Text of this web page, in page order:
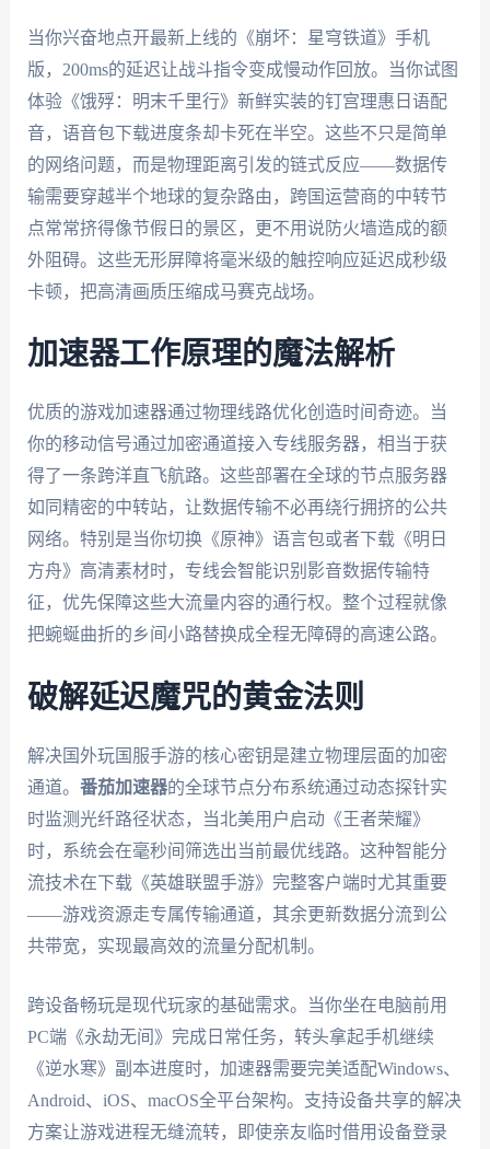
当你兴奋地点开最新上线的《崩坏：星穹铁道》手机
版，200ms的延迟让战斗指令变成慢动作回放。当你试图
体验《饿殍：明末千里行》新鲜实装的钉宫理惠日语配
音，语音包下载进度条却卡死在半空。这些不只是简单
的网络问题，而是物理距离引发的链式反应——数据传
输需要穿越半个地球的复杂路由，跨国运营商的中转节
点常常挤得像节假日的景区，更不用说防火墙造成的额
外阻碍。这些无形屏障将毫米级的触控响应延迟成秒级
卡顿，把高清画质压缩成马赛克战场。
加速器工作原理的魔法解析
优质的游戏加速器通过物理线路优化创造时间奇迹。当
你的移动信号通过加密通道接入专线服务器，相当于获
得了一条跨洋直飞航路。这些部署在全球的节点服务器
如同精密的中转站，让数据传输不必再绕行拥挤的公共
网络。特别是当你切换《原神》语言包或者下载《明日
方舟》高清素材时，专线会智能识别影音数据传输特
征，优先保障这些大流量内容的通行权。整个过程就像
把蜿蜒曲折的乡间小路替换成全程无障碍的高速公路。
破解延迟魔咒的黄金法则
解决国外玩国服手游的核心密钥是建立物理层面的加密
通道。 番茄加速器的全球节点分布系统通过动态探针实
时监测光纤路径状态，当北美用户启动《王者荣耀》
时，系统会在毫秒间筛选出当前最优线路。这种智能分
流技术在下载《英雄联盟手游》完整客户端时尤其重要
——游戏资源走专属传输通道，其余更新数据分流到公
共带宽，实现最高效的流量分配机制。
跨设备畅玩是现代玩家的基础需求。当你坐在电脑前用
PC端《永劫无间》完成日常任务，转头拿起手机继续
《逆水寒》副本进度时，加速器需要完美适配Windows、
Android、iOS、macOS全平台架构。支持设备共享的解决
方案让游戏进程无缝流转，即使亲友临时借用设备登录